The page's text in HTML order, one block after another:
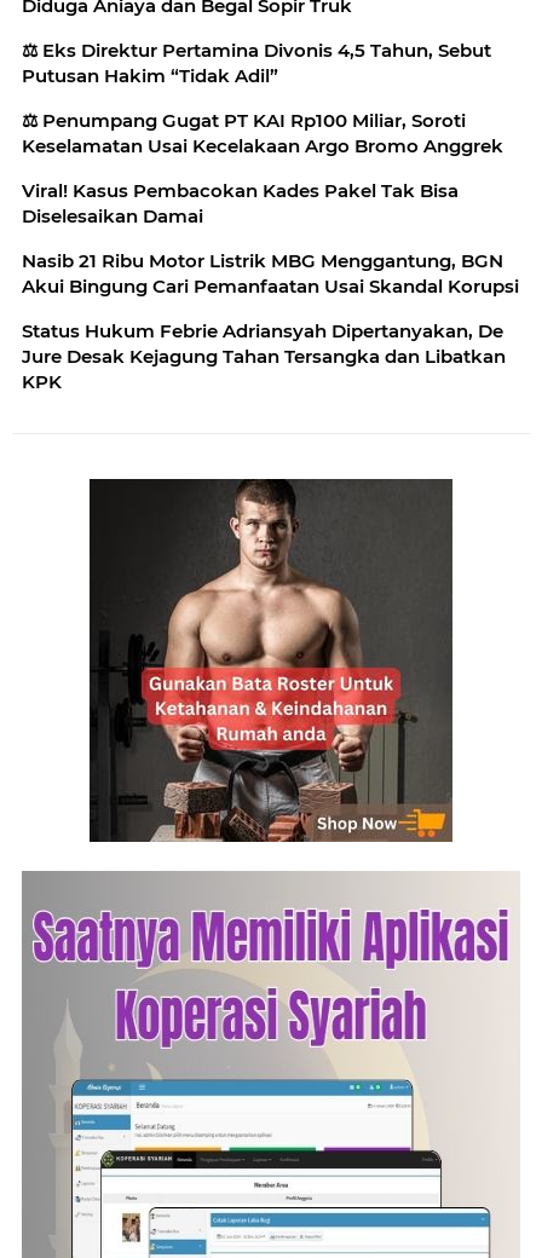
Diduga Aniaya dan Begal Sopir Truk
⚖️ Eks Direktur Pertamina Divonis 4,5 Tahun, Sebut
Putusan Hakim “Tidak Adil”
⚖️ Penumpang Gugat PT KAI Rp100 Miliar, Soroti
Keselamatan Usai Kecelakaan Argo Bromo Anggrek
Viral! Kasus Pembacokan Kades Pakel Tak Bisa
Diselesaikan Damai
Nasib 21 Ribu Motor Listrik MBG Menggantung, BGN
Akui Bingung Cari Pemanfaatan Usai Skandal Korupsi
Status Hukum Febrie Adriansyah Dipertanyakan, De
Jure Desak Kejagung Tahan Tersangka dan Libatkan
KPK